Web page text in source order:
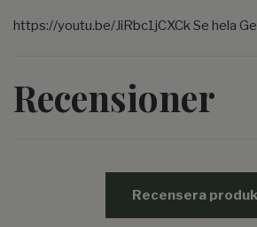
https://youtu.be/JiRbc1jCXCk Se hela
Recensioner
Recensera